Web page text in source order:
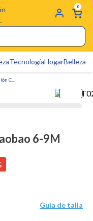
0
TecnologíaHogarBelleza
6-9M
Guia de talla